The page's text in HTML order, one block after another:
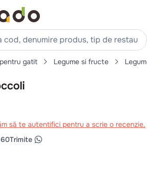
produs, tip de restaurant,
gatit Legume si fructe Legume
să te autentifici pentru a scrie o recenzie.
Trimite